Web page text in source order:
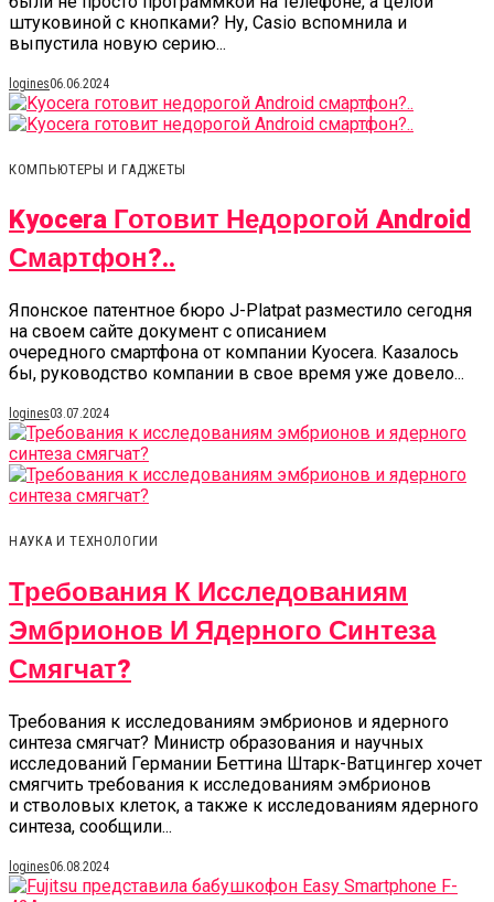
штуковиной с кнопками? Ну, Casio вспомнила и
выпустила новую серию...
logines06.06.2024
КОМПЬЮТЕРЫ И ГАДЖЕТЫ
Kyocera Готовит Недорогой Android
Смартфон?..
Японское патентное бюро J-Platpat разместило сегодня
на своем сайте документ с описанием
очередного смартфона от компании Kyocera. Казалось
бы, руководство компании в свое время уже довело...
logines03.07.2024
НАУКА И ТЕХНОЛОГИИ
Требования К Исследованиям
Эмбрионов И Ядерного Синтеза
Смягчат?
Требования к исследованиям эмбрионов и ядерного
синтеза смягчат? Министр образования и научных
исследований Германии Беттина Штарк-Ватцингер хочет
смягчить требования к исследованиям эмбрионов
и стволовых клеток, а также к исследованиям ядерного
синтеза, сообщили...
logines06.08.2024